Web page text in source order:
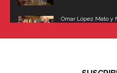
Omar López Mato y